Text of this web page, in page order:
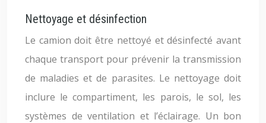
Nettoyage et désinfection
Le camion doit être nettoyé et désinfecté avant
chaque transport pour prévenir la transmission
de maladies et de parasites. Le nettoyage doit
inclure le compartiment, les parois, le sol, les
systèmes de ventilation et l’éclairage. Un bon